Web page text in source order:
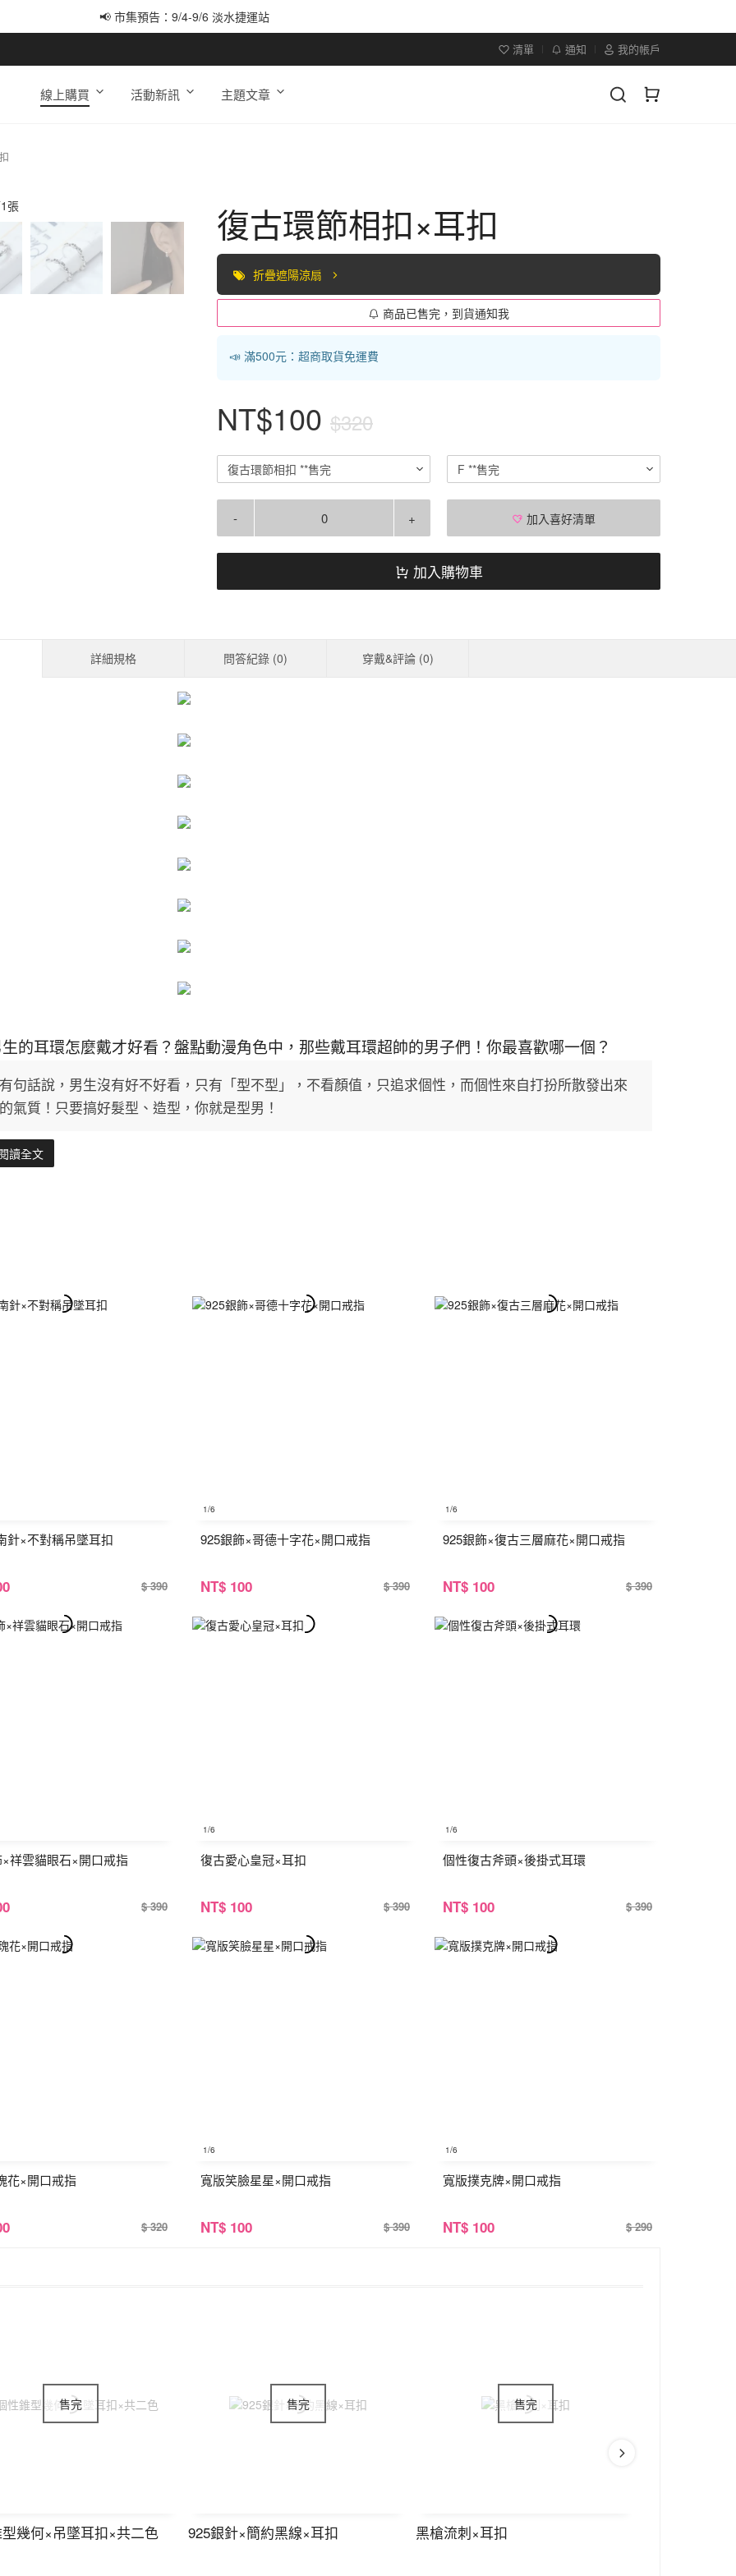
📢 市集預告：9/4-9/6 淡水捷運站
清單 通知 我的帳戶
線上購買 活動新訊 主題文章
復古環節相扣×耳扣
折疊遮陽涼扇
商品已售完，到貨通知我
📣 滿500元：超商取貨免運費
NT$100 $320
復古環節相扣 **售完 F **售完
- + 加入喜好清單
加入購物車
詳細規格 問答紀錄 (0) 穿戴&評論 (0)
的耳環怎麼戴才好看？盤點動漫角色中，那些戴耳環超帥的男子們！你最喜歡哪一個？
有句話說，男生沒有好不好看，只有「型不型」，不看顏值，只追求個性，而個性來自打扮所散發出來
的氣質！只要搞好髮型、造型，你就是型男！
讀全文
針×不對稱吊墜耳扣
$ 390
1/6
925銀飾×哥德十字花×開口戒指
NT$ 100 $ 390
1/6
925銀飾×復古三層麻花×開口戒指
NT$ 100 $ 390
祥雲貓眼石×開口戒指
$ 390
1/6
復古愛心皇冠×耳扣
NT$ 100 $ 390
1/6
個性復古斧頭×後掛式耳環
NT$ 100 $ 390
花×開口戒指
$ 320
1/6
寬版笑臉星星×開口戒指
NT$ 100 $ 390
1/6
寬版撲克牌×開口戒指
NT$ 100 $ 290
幾何×吊墜耳扣×共二色 925銀針×簡約黑線×耳扣 黑槍流刺×耳扣